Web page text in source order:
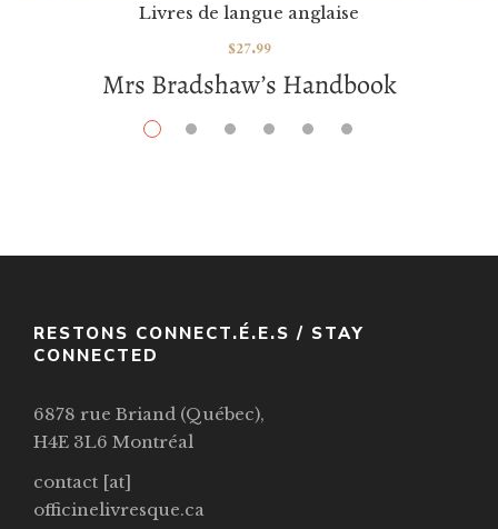
Mrs Bradshaw’s Handbook
Livres de langue anglaise
$27.99
Par / By Terry Pratchett
RESTONS CONNECT.É.E.S / STAY
CONNECTED
6878 rue Briand (Québec),
H4E 3L6 Montréal
contact [at]
officinelivresque.ca